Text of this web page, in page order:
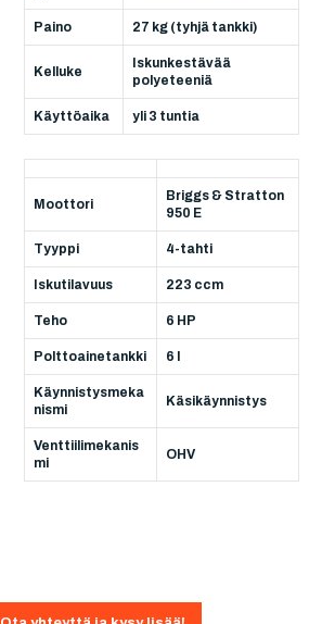
Paino 27 kg (tyhjä tankki)
Kelluke
Iskunkestävää
polyeteeniä
Käyttöaika yli 3 tuntia
Moottori
Briggs & Stratton
950 E
Tyyppi 4-tahti
Iskutilavuus 223 ccm
Teho 6 HP
Polttoainetankki 6 l
Käynnistysmeka
nismi
Käsikäynnistys
Venttiilimekanis
mi
OHV